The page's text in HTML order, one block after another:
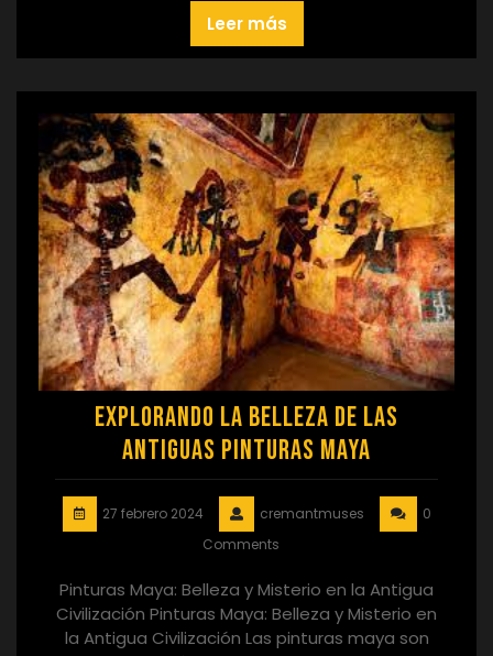
Leer más
Explorando la Belleza de las
Antiguas Pinturas Maya
27 febrero 2024 cremantmuses
0
Comments
Pinturas Maya: Belleza y Misterio en la Antigua
Civilización Pinturas Maya: Belleza y Misterio en
la Antigua Civilización Las pinturas maya son